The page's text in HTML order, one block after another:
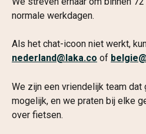
normale werkdagen.
Als het chat-icoon niet werkt,
nederland@laka.co of
We zijn een vriendelijk team dat
mogelijk, en we praten bij elke
over fietsen.